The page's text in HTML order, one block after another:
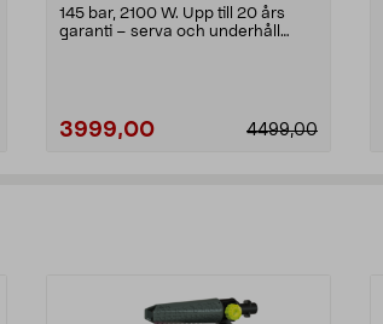
145 bar, 2100 W. Upp till 20 års
garanti – serva och underhåll
3999,00 4499,00